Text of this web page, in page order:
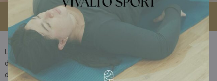
Accueil» Mentions légales
La navigation sur ce site est soumise aux présentes conditions
d’utilisation. En accédant aux mentions légales mises à
disposition par VIVALTO SPORT sur son site Internet, vous